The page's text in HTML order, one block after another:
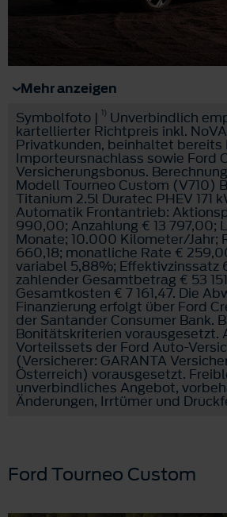
Mehr anzeigen
Symbolfoto | 1) Unverbindlich
kartellierter Richtpreis inkl.
Privatkunden, beinhaltet bereits
Importeursnachlass sowie Ford
Versicherungsbonus.
Modell Tourneo Custom (V710)
Titanium 2.5l Duratec PHEV 171
Automatik Frontantrieb:
990,00; Anzahlung € 13 797,00;
Monate; 10.000 Kilometer/Jahr;
660,18; monatliche Rate €
variabel 5,88%; Effektivzinssatz
zahlender Gesamtbetrag € 53
Gesamtkosten € 7 161,47. Die
Finanzierung erfolgt über Ford
der Santander Consumer Bank.
Bonitätskriterien vorausgesetzt.
Vorteilssets der Ford Auto-
(Versicherer: GARANTA
Österreich) vorausgesetzt.
unverbindliches Angebot,
Änderungen, Irrtümer und
Ford Tourneo Custom